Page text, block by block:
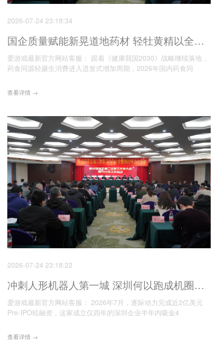
2026-07-24 23:18:34
国企质量赋能新晃道地药材 轻牡黄精以全链实力引爆全民轻摄生新赛道
爱游戏最新官方网站客服： 跟着《健康我国2030》战略继续落地，
药食同源轻摄生消费进入迸发式增加周期，2026年国内药食同
查看详情 →
2026-07-24 23:18:22
冲刺人形机器人第一城 深圳何以跑成机圈顶流
爱游戏最新官方网站客服： 2026年7月，逐际动力完成近2亿美元
Pre-IPO轮融资，这家成立仅四年的深圳企业半年内吸金4
查看详情 →